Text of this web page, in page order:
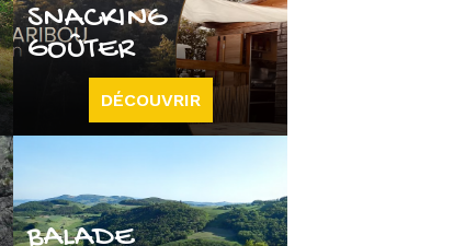
SNACKING
GOÛTER
DÉCOUVRIR
BALADE